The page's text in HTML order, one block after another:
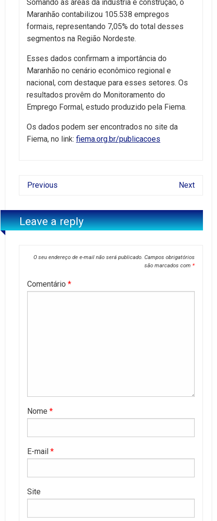
Somando as áreas da indústria e construção, o
Maranhão contabilizou 105.538 empregos
formais, representando 7,05% do total desses
segmentos na Região Nordeste.
Esses dados confirmam a importância do
Maranhão no cenário econômico regional e
nacional, com destaque para esses setores. Os
resultados provêm do Monitoramento do
Emprego Formal, estudo produzido pela Fiema.
Os dados podem ser encontrados no site da
Fiema, no link: fiema.org.br/publicacoes
Previous Next
Leave a reply
O seu endereço de e-mail não será publicado. Campos obrigatórios
são marcados com *
Comentário *
Nome *
E-mail *
Site